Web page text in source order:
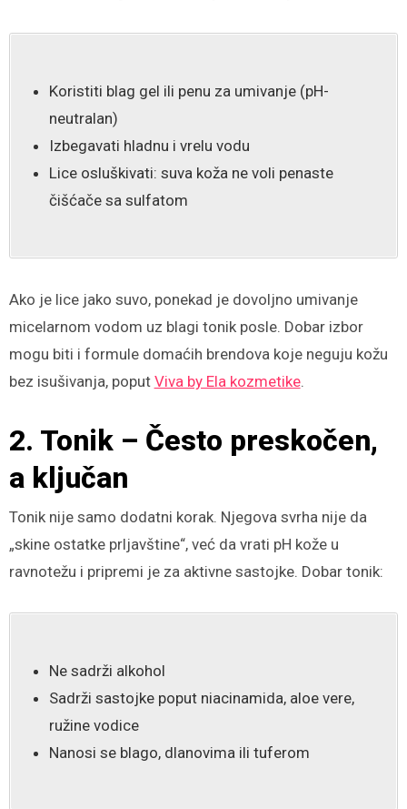
Koristiti blag gel ili penu za umivanje (pH-
neutralan)
Izbegavati hladnu i vrelu vodu
Lice osluškivati: suva koža ne voli penaste
čišćače sa sulfatom
Ako je lice jako suvo, ponekad je dovoljno umivanje
micelarnom vodom uz blagi tonik posle. Dobar izbor
mogu biti i formule domaćih brendova koje neguju kožu
bez isušivanja, poput Viva by Ela kozmetike.
2. Tonik – Često preskočen,
a ključan
Tonik nije samo dodatni korak. Njegova svrha nije da
„skine ostatke prljavštine“, već da vrati pH kože u
ravnotežu i pripremi je za aktivne sastojke. Dobar tonik:
Ne sadrži alkohol
Sadrži sastojke poput niacinamida, aloe vere,
ružine vodice
Nanosi se blago, dlanovima ili tuferom